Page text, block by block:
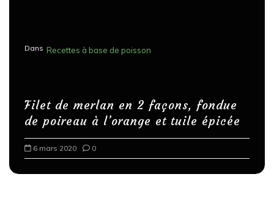
Dans Recettes à base de poisson
Filet de merlan en 2 façons, fondue
de poireau à l’orange et tuile épicée
6 mars 2020 0